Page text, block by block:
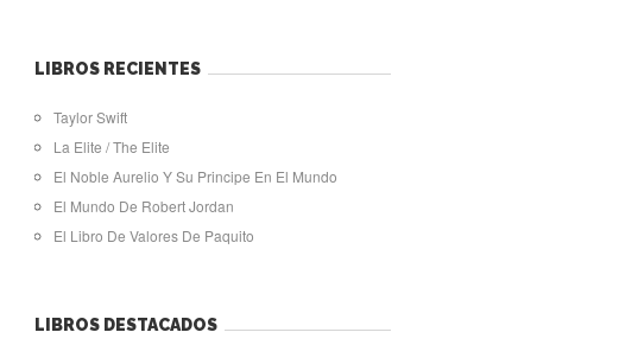
LIBROS RECIENTES
Taylor Swift
La Elite / The Elite
El Noble Aurelio Y Su Principe En El Mundo
El Mundo De Robert Jordan
El Libro De Valores De Paquito
LIBROS DESTACADOS